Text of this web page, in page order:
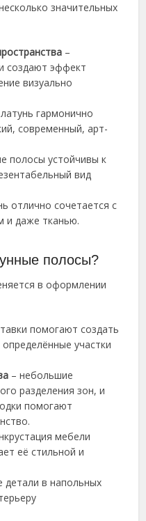
значительных
–
создают эффект
визуально
гармонично
современный, арт-
полосы устойчивы к
вид
отлично сочетается с
и даже тканью.
полосы?
в оформлении
помогают создать
участки
– небольшие
разделения зон, и
помогают
мебели
её стильной и
детали в напольных